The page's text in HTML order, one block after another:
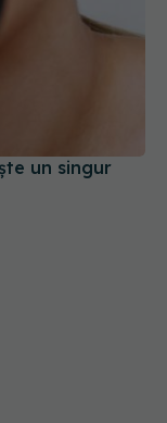
un singur